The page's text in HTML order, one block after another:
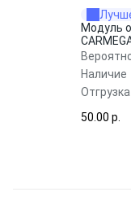
Модуль
Наличие
Отгрузка
50.00 p.